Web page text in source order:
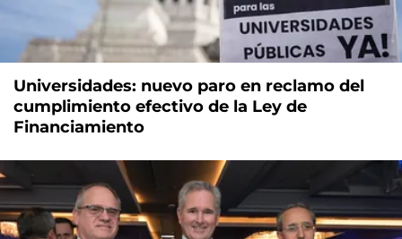
Universidades: nuevo paro en reclamo del
cumplimiento efectivo de la Ley de
Financiamiento